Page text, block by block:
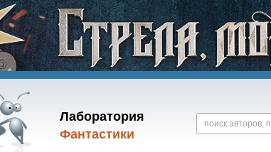
Лаборатория
Фантастики